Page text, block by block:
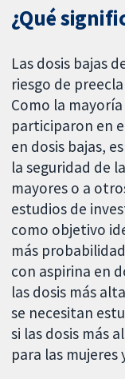
¿Qué
Las dosis bajas
riesgo de
Como la
participaron en
en dosis bajas,
la seguridad de
mayores o a
estudios de
como objetivo
más
con aspirina en
las dosis más
se necesitan
si las dosis más
para las mujeres